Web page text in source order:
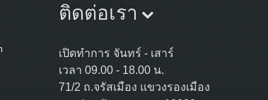
ติดต่อเรา
เปิดทำการ จันทร์ - เสาร์
เวลา 09.00 - 18.00 น.
71/2 ถ.จรัสเมือง แขวงรองเมือง